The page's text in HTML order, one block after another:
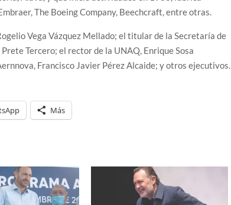
The Boeing Company, Beechcraft, entre otras.
Vega Vázquez Mellado; el titular de la Secretaría de
Tercero; el rector de la UNAQ, Enrique Sosa
Francisco Javier Pérez Alcaide; y otros ejecutivos.
Más